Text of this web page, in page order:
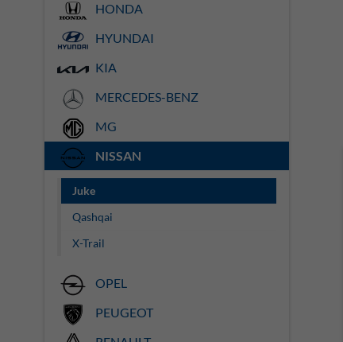
HONDA
HYUNDAI
KIA
MERCEDES-BENZ
MG
NISSAN
Juke
Qashqai
X-Trail
OPEL
PEUGEOT